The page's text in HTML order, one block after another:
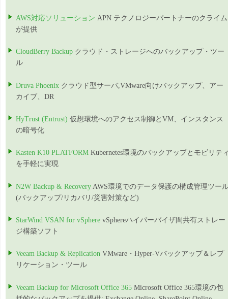
AWS対応ソリューション APN テクノロジーパートナーのクライム
が提供
CloudBerry Backup クラウド・ストレージへのバックアップ・ツー
ル
Druva Phoenix クラウド型サーバ,VMware向けバックアップ、アー
カイブ、DR
HyTrust (Entrust) 仮想環境へのアクセス制御とVM、インスタンス
の暗号化
Kasten K10 PLATFORM Kubernetes環境のバックアップとモビリテ
を手軽に実現
N2W Backup & Recovery AWS環境でのデータ保護の構成管理ツー
(バックアップ/リカバリ/災害対策など)
StarWind VSAN for vSphere vSphereハイパーバイザ間共有ストレー
ジ構築ソフト
Veeam Backup & Replication VMware・Hyper-Vバックアップ＆レプ
リケーション・ツール
Veeam Backup for Microsoft Office 365 Microsoft Office 365環境の包